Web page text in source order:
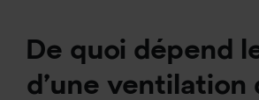
De quoi dépend
d’une ventilation